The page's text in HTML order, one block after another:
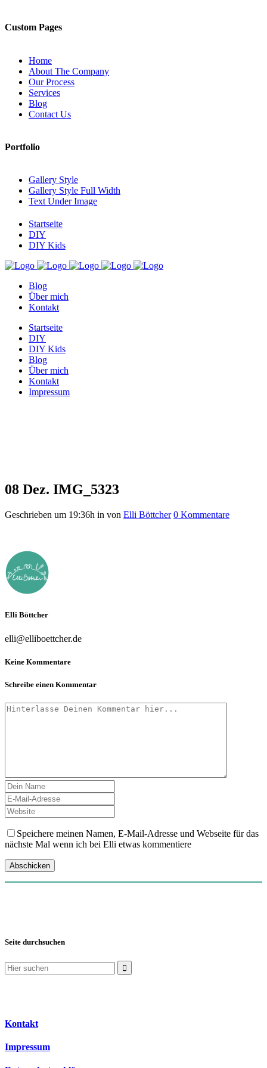
Custom Pages
Home
About The Company
Our Process
Services
Blog
Contact Us
Portfolio
Gallery Style
Gallery Style Full Width
Text Under Image
Startseite
DIY
DIY Kids
Blog
Über mich
Kontakt
Startseite
DIY
DIY Kids
Blog
Über mich
Kontakt
Impressum
08 Dez. IMG_5323
Geschrieben um 19:36h in von Elli Böttcher 0 Kommentare
Elli Böttcher
elli@elliboettcher.de
Keine Kommentare
Schreibe einen Kommentar
Speichere meinen Namen, E-Mail-Adresse und Webseite für das
nächste Mal wenn ich bei Elli etwas kommentiere
Seite durchsuchen
Suchen
nach:
Kontakt
Impressum